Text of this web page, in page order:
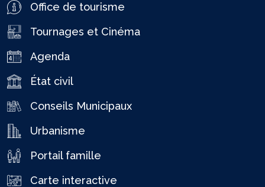
Office de tourisme
Tournages et Cinéma
Agenda
État civil
Conseils Municipaux
Urbanisme
Portail famille
Carte interactive